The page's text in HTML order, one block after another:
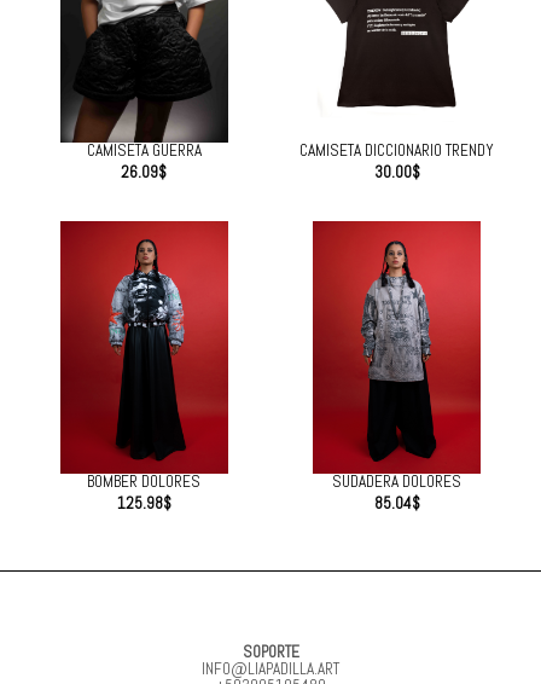
CAMISETA GUERRA
26.09$
CAMISETA DICCIONARIO TRENDY
30.00$
BOMBER DOLORES
125.98$
SUDADERA DOLORES
85.04$
SOPORTE
INFO@LIAPADILLA.ART